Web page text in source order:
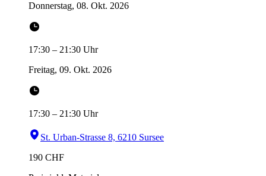
Donnerstag, 08. Okt. 2026
17:30 – 21:30 Uhr
Freitag, 09. Okt. 2026
17:30 – 21:30 Uhr
St. Urban-Strasse 8, 6210 Sursee
190 CHF